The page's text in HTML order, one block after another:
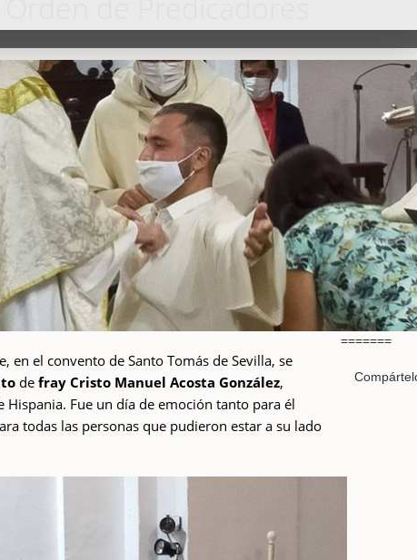
en el convento de Santo Tomás de Sevilla, se
defray Cristo Manuel Acosta González,
Hispania. Fue un día de emoción tanto para él
todas las personas que pudieron estar a su lado
=======